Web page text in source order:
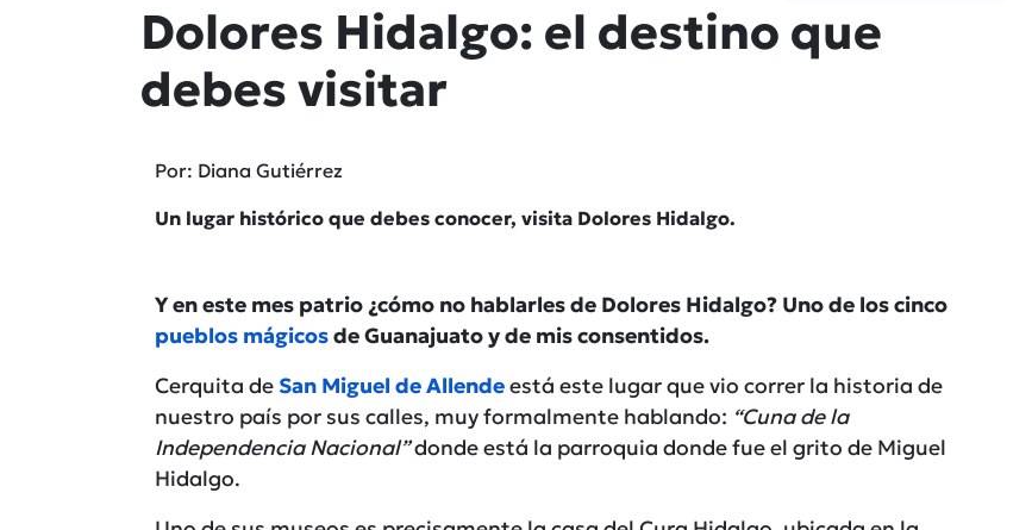
Dolores Hidalgo: el destino que
debes visitar
Por: Diana Gutiérrez
Un lugar histórico que debes conocer, visita Dolores Hidalgo.
Y en este mes patrio ¿cómo no hablarles de Dolores Hidalgo? Uno de los cinco
pueblos mágicosde Guanajuato y de mis consentidos.
Cerquita de San Miguel de Allendeestá este lugar que vio correr la historia de
nuestro país por sus calles, muy formalmente hablando: “Cuna de la
Independencia Nacional”donde está la parroquia donde fue el grito de Miguel
Hidalgo.